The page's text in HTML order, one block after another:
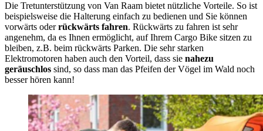
Die Tretunterstützung von Van Raam bietet nützliche Vorteile. So ist
beispielsweise die Halterung einfach zu bedienen und Sie können
vorwärts oderrückwärts fahren. Rückwärts zu fahren ist sehr
angenehm, da es Ihnen ermöglicht, auf Ihrem Cargo Bike sitzen zu
bleiben, z.B. beim rückwärts Parken. Die sehr starken
Elektromotoren haben auch den Vorteil, dass sie nahezu
geräuschlos sind, so dass man das Pfeifen der Vögel im Wald noch
besser hören kann!